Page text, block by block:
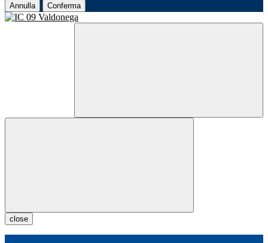
Annulla Conferma
close